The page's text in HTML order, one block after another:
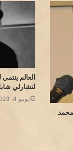
محمد
العالم
لتشارلي
يونيو 4, 2023